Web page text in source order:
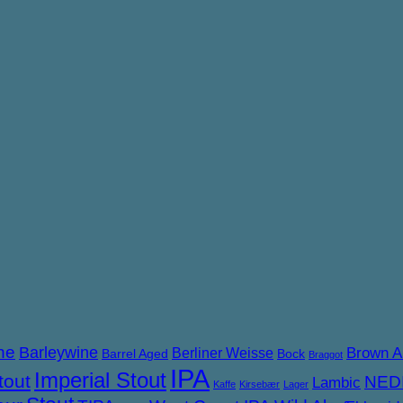
Barleywine Barrel Aged Berliner Weisse Bock Braggot Brown
Imperial Stout IPA Kaffe Kirsebær Lager Lambic